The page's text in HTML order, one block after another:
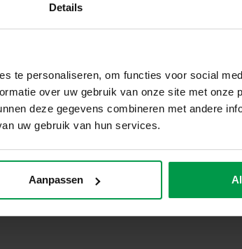
Details
te personaliseren, om functies voor social
over uw gebruik van onze site met onze
deze gegevens combineren met andere
uw gebruik van hun services.
Aanpassen
Bloem bedel groen
Bloem bedel paars
Bloem bedel wit
Houten loom punnikpopje konijn
Instructies
Waarom kiezen voor SES Creative
Bij SES Creative vinden we